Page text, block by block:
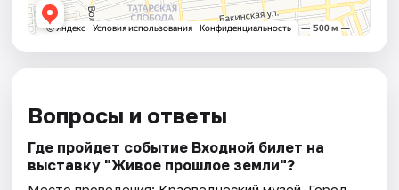
Вопросы и ответы
Где пройдет событие Входной билет на
выставку "Живое прошлое земли"?